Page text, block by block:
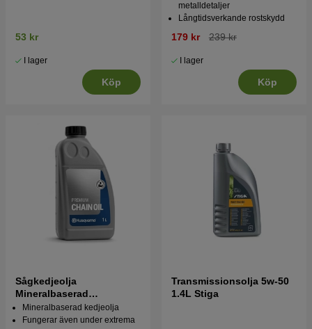
53 kr
I lager
Köp
metalldetaljer
Långtidsverkande rostskydd
179 kr 239 kr
I lager
Köp
Sågkedjeolja
Mineralbaserad
Husqvarna 1L
Mineralbaserad kedjeolja
Fungerar även under extrema
Transmissionsolja 5w-50
1.4L Stiga